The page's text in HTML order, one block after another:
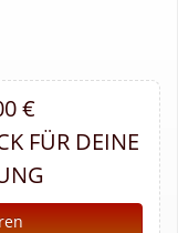
€
FÜR DEINE